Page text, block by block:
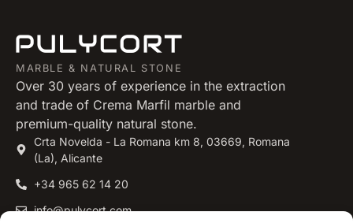
MARBLE & NATURAL STONE
Over 30 years of experience in the extraction
and trade of Crema Marfil marble and
premium-quality natural stone.
Crta Novelda - La Romana km 8, 03669, Romana
(La), Alicante
+34 965 62 14 20
info@pulycort.com